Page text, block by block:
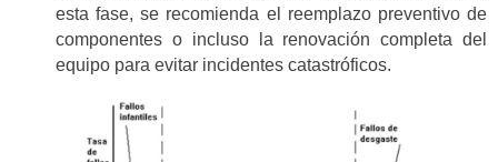
esta fase, se recomienda el reemplazo preventivo de
componentes o incluso la renovación completa del
equipo para evitar incidentes catastróficos.